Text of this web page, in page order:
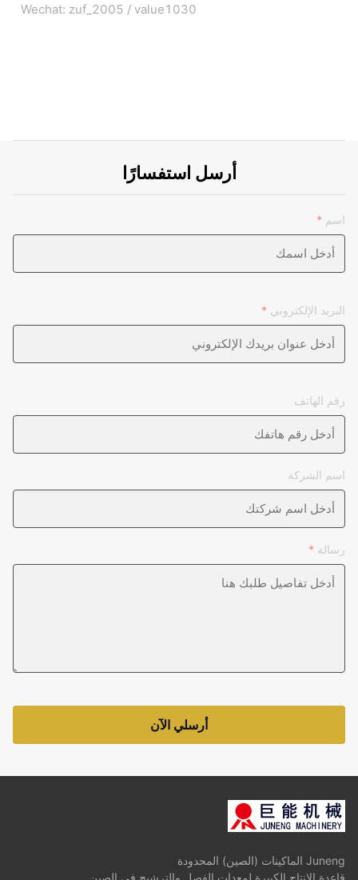
Wechat: zuf_2005 / value1030
أرسل استفسارًا
اسم *
البريد الإلكتروني *
رقم الهاتف
اسم الشركة
رسالة *
أرسلي الآن
Juneng الماكينات (الصين) المحدودة
قاعدة الإنتاج الكبيرة لمعدات الفصل والترشيح في الصين